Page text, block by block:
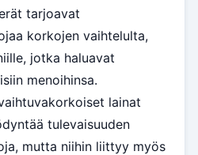
tarjoavat
korkojen vaihtelulta,
jotka haluavat
menoihinsa.
lainat
tulevaisuuden
mutta niihin liittyy myös